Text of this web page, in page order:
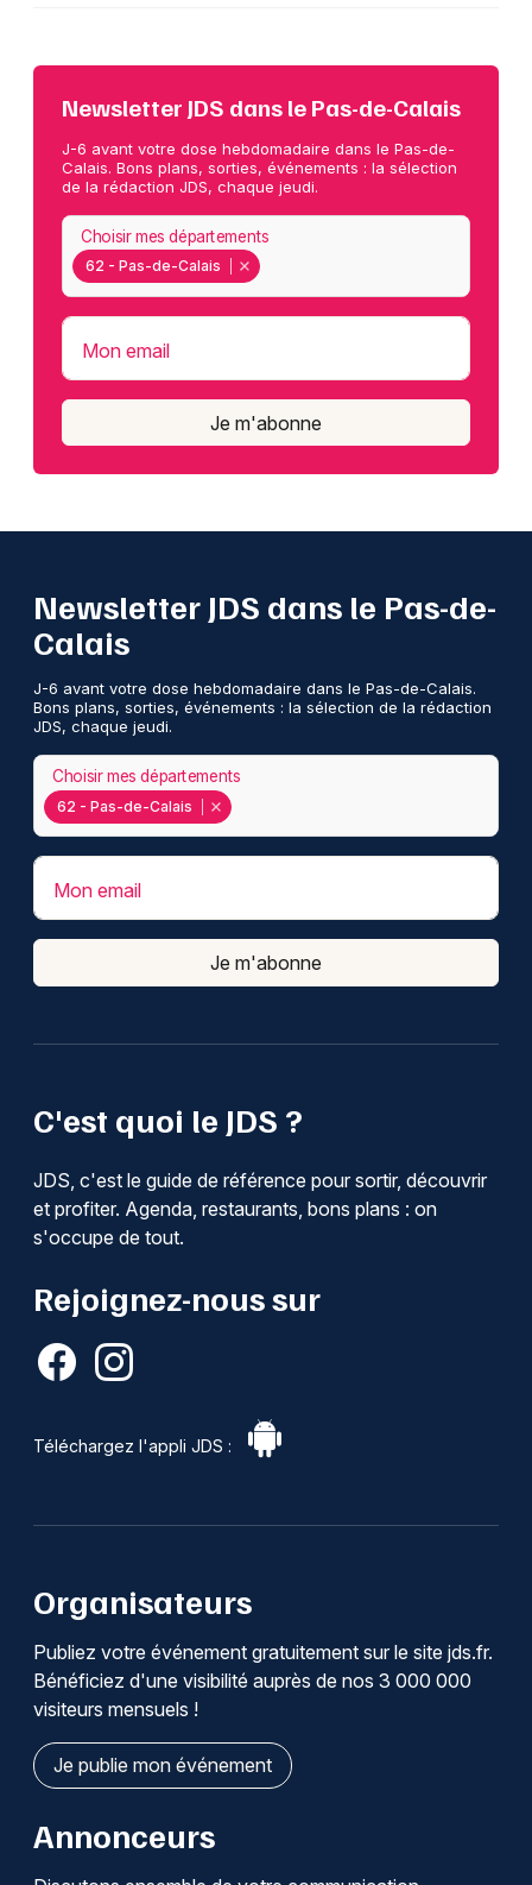
Newsletter JDS dans le Pas-de-Calais
J-6 avant votre dose hebdomadaire dans le Pas-de-
Calais. Bons plans, sorties, événements : la sélection
de la rédaction JDS, chaque jeudi.
62 - Pas-de-Calais
Choisir mes départements
Mon email
Je m'abonne
C'est quoi le JDS ?
JDS, c'est le guide de référence pour sortir, découvrir
et profiter. Agenda, restaurants, bons plans : on
s'occupe de tout.
Rejoignez-nous sur
Téléchargez l'appli JDS :
Newsletter JDS dans le Pas-de-
Calais
J-6 avant votre dose hebdomadaire dans le Pas-de-Calais.
Bons plans, sorties, événements : la sélection de la rédaction
JDS, chaque jeudi.
62 - Pas-de-Calais
Choisir mes départements
Mon email
Je m'abonne
Organisateurs
Publiez votre événement gratuitement sur le site jds.fr.
Bénéficiez d'une visibilité auprès de nos 3 000 000
visiteurs mensuels !
Je publie mon événement
Annonceurs